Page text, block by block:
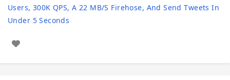
Users, 300K QPS, A 22 MB/S Firehose, And Send Tweets In
Under 5 Seconds